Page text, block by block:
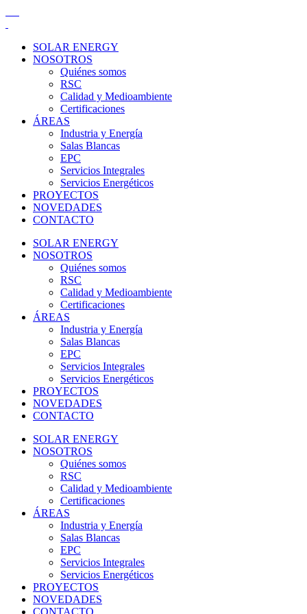
SOLAR ENERGY
NOSOTROS
Quiénes somos
RSC
Calidad y Medioambiente
Certificaciones
ÁREAS
Industria y Energía
Salas Blancas
EPC
Servicios Integrales
Servicios Energéticos
PROYECTOS
NOVEDADES
CONTACTO
SOLAR ENERGY
NOSOTROS
Quiénes somos
RSC
Calidad y Medioambiente
Certificaciones
ÁREAS
Industria y Energía
Salas Blancas
EPC
Servicios Integrales
Servicios Energéticos
PROYECTOS
NOVEDADES
CONTACTO
SOLAR ENERGY
NOSOTROS
Quiénes somos
RSC
Calidad y Medioambiente
Certificaciones
ÁREAS
Industria y Energía
Salas Blancas
EPC
Servicios Integrales
Servicios Energéticos
PROYECTOS
NOVEDADES
CONTACTO